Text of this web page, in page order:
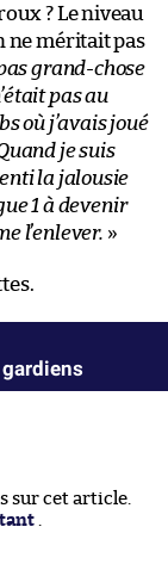
? Le niveau
ne méritait pas
grand-chose
pas au
où j’avais joué
je suis
la jalousie
1 à devenir
l’enlever. »
sur cet article.
.